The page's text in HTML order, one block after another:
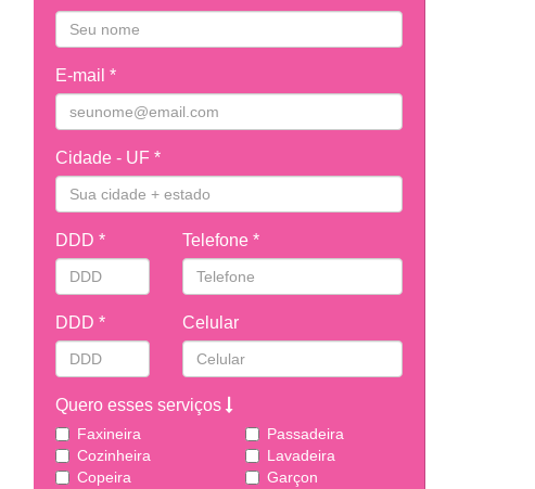
E-mail *
Cidade - UF *
DDD * Telefone *
DDD * Celular
Quero esses serviços
Faxineira
Passadeira
Cozinheira
Lavadeira
Copeira
Garçon